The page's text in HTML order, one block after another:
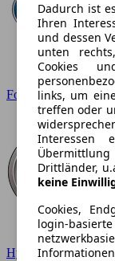
Ford
Hyundai
Dadurch ist
Ihren
und dessen
unten
Cookies
links, um
treffen oder
Interessen
Drittländer,
keine
Cookies,
login-